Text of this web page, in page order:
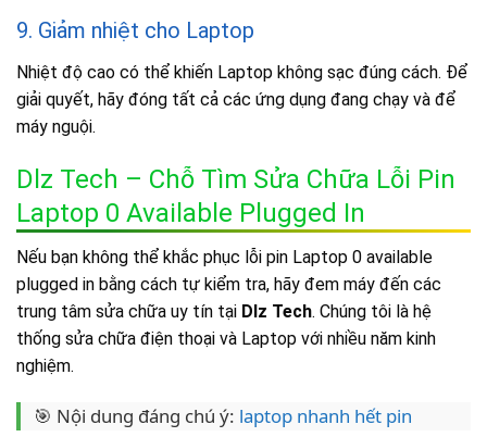
9. Giảm nhiệt cho Laptop
Nhiệt độ cao có thể khiến Laptop không sạc đúng cách. Để
giải quyết, hãy đóng tất cả các ứng dụng đang chạy và để
máy nguội.
Dlz Tech – Chỗ Tìm Sửa Chữa Lỗi Pin
Laptop 0 Available Plugged In
Nếu bạn không thể khắc phục lỗi pin Laptop 0 available
plugged in bằng cách tự kiểm tra, hãy đem máy đến các
trung tâm sửa chữa uy tín tại Dlz Tech. Chúng tôi là hệ
thống sửa chữa điện thoại và Laptop với nhiều năm kinh
nghiệm.
🎯 Nội dung đáng chú ý: laptop nhanh hết pin